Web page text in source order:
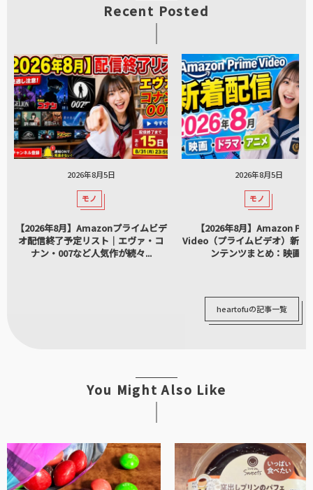
Recent Posted
2026年8月5日
モノ
【2026年8月】Amazonプライムビデ
オ配信終了予定リスト｜エヴァ・コ
ナン・007など人気作が続々...
2026年8月5日
モノ
【2026年8月】Amazon
Video（プライムビデオ）新着
ンテンツまとめ：映画...
heartofuの記事一覧
You Might Also Like